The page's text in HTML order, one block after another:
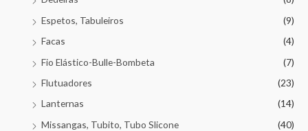
Espetos, Tabuleiros
(9)
Facas
(4)
Fio Elástico-Bulle-Bombeta
(7)
Flutuadores
(23)
Lanternas
(14)
Missangas, Tubito, Tubo Slicone
(40)